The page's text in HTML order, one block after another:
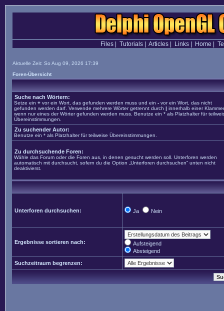
Files| Tutorials| Articles| Links| Home
Aktuelle Zeit: So Aug 09, 2026 17:39
Foren-Übersicht
Suche nach Wörtern:
Setze ein + vor ein Wort, das gefunden werden muss und ein - vor ein Wort, das nicht
gefunden werden darf. Verwende mehrere Wörter getrennt durch | innerhalb einer
wenn nur eines der Wörter gefunden werden muss. Benutze ein * als Platzhalter für
Übereinstimmungen.
Zu suchender Autor:
Benutze ein * als Platzhalter für teilweise Übereinstimmungen.
Zu durchsuchende Foren:
Wähle das Forum oder die Foren aus, in denen gesucht werden soll. Unterforen werden
automatisch mit durchsucht, sofern du die Option „Unterforen durchsuchen“ unten nicht
deaktivierst.
Unterforen durchsuchen: Ja Nein
Ergebnisse sortieren nach:
Aufsteigend
Absteigend
Suchzeitraum begrenzen: